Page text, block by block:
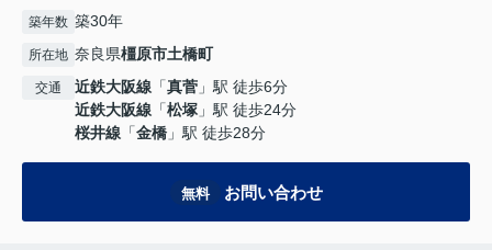
築年数 築30年
所在地 奈良県橿原市土橋町
交通 近鉄大阪線 「真菅 」駅 徒歩6分
近鉄大阪線 「松塚 」駅 徒歩24分
桜井線 「金橋 」駅 徒歩28分
無料 お問い合わせ